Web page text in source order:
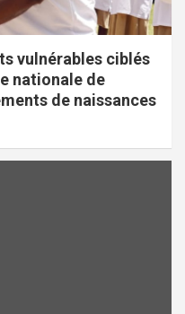
vulnérables ciblés
nationale de
de naissances